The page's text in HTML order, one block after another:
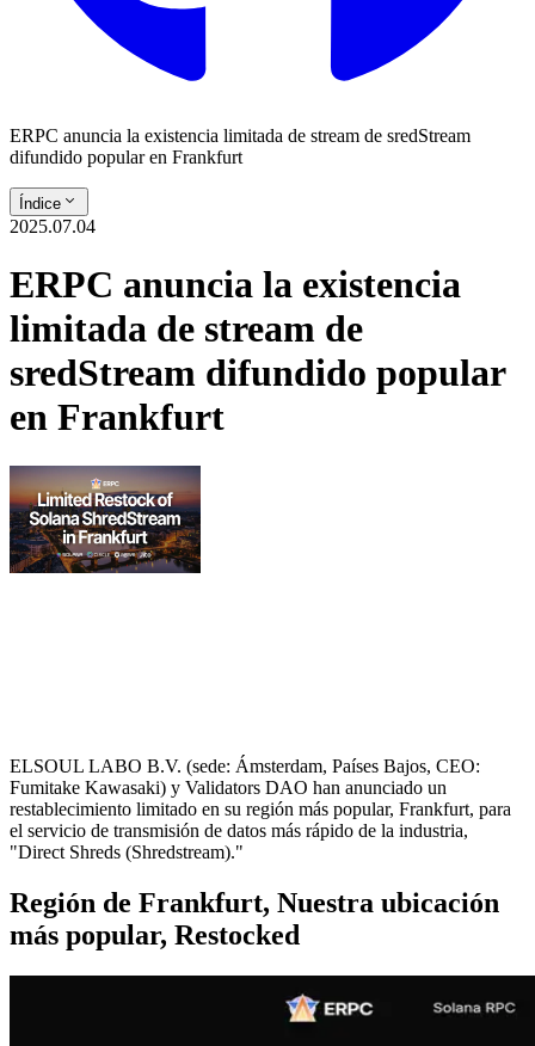
ERPC anuncia la existencia limitada de stream de sredStream
difundido popular en Frankfurt
Índice
2025.07.04
ERPC anuncia la existencia
limitada de stream de
sredStream difundido popular
en Frankfurt
ELSOUL LABO B.V. (sede: Ámsterdam, Países Bajos, CEO:
Fumitake Kawasaki) y Validators DAO han anunciado un
restablecimiento limitado en su región más popular, Frankfurt, para
el servicio de transmisión de datos más rápido de la industria,
"Direct Shreds (Shredstream)."
Región de Frankfurt, Nuestra ubicación
más popular, Restocked